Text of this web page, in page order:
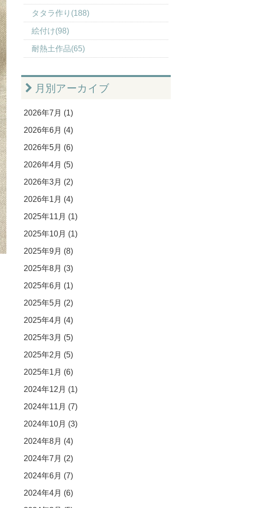
タタラ作り(188)
絵付け(98)
耐熱土作品(65)
月別アーカイブ
2026年7月 (1)
2026年6月 (4)
2026年5月 (6)
2026年4月 (5)
2026年3月 (2)
2026年1月 (4)
2025年11月 (1)
2025年10月 (1)
2025年9月 (8)
2025年8月 (3)
2025年6月 (1)
2025年5月 (2)
2025年4月 (4)
2025年3月 (5)
2025年2月 (5)
2025年1月 (6)
2024年12月 (1)
2024年11月 (7)
2024年10月 (3)
2024年8月 (4)
2024年7月 (2)
2024年6月 (7)
2024年4月 (6)